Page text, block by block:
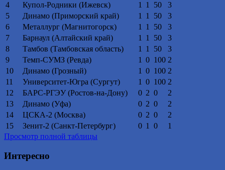
4
Купол-Родники (Ижевск) 1 1 50
3
5
Динамо (Приморский край) 1 1 50
3
6
Металлург (Магнитогорск) 1 1 50
3
7
Барнаул (Алтайский край) 1 1 50
3
8
Тамбов (Тамбовская область) 1 1 50
3
9
Темп-СУМЗ (Ревда) 1 0 100 2
10
Динамо (Грозный) 1 0 100 2
11
Университет-Югра (Сургут) 1 0 100 2
12
БАРС-РГЭУ (Ростов-на-Дону) 0 2 0
2
13
Динамо (Уфа) 0 2 0
2
14
ЦСКА-2 (Москва) 0 2 0
2
15
Зенит-2 (Санкт-Петербург) 0 1 0
1
Просмотр полной таблицы
Интересно